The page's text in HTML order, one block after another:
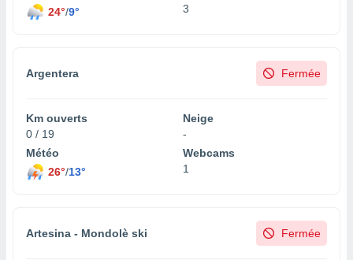
le
sur
limitées
24°/9° 3
Argentera Fermée
Km ouverts
0 / 19
Neige
-
Météo
26°/13°
Webcams
1
Artesina - Mondolè ski Fermée